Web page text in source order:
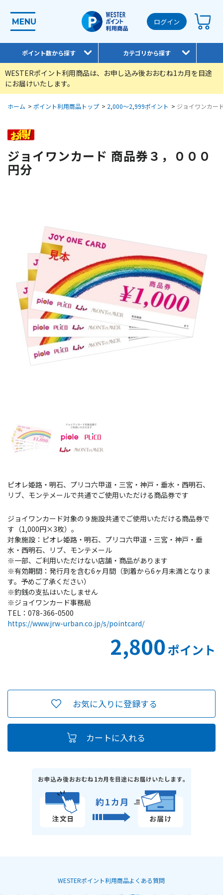
MENU ログイン
ポイント数から探す カテゴリから探す
WESTERポイント利用商品は、お申し込み後おおむね1カ月を目途
にお届けいたします。
ホーム > ポイント利用商品トップ > 2,000～2,999ポイント > ジョイワンカー
ジョイワンカード 商品券３，０００
円分
ピオレ姫路・明石、プリコ六甲道・三宮・神戸・垂水・西明石、
リブ、モンテメールで共通でご使用いただける商品券です
ジョイワンカード対象の９施設共通でご使用いただける商品券で
す（1,000円×3枚）。
対象施設：ピオレ姫路・明石、プリコ六甲道・三宮・神戸・垂
水・西明石、リブ、モンテメール
※一部、ご利用いただけない店舗・商品があります
※有効期間：発行月を含む6ヶ月間（到着から6ヶ月未満となりま
す。予めご了承ください）
※釣銭の支払はいたしません
※ジョイワンカード事務局
TEL：078-366-0500
https://www.jrw-urban.co.jp/s/pointcard/
2,800ポイント
お気に入りに登録する
WESTERポイント利用商品よくある質問